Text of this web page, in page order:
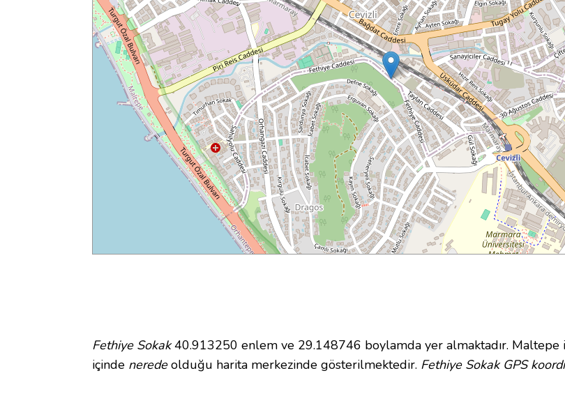
Fethiye Sokak40.913250 enlem ve 29.148746 boylamda yer almaktadır. Maltepe
içinde neredeolduğu harita merkezinde gösterilmektedir. Fethiye Sokak GPS